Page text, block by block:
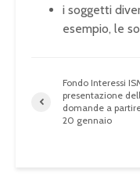
i soggetti
esempio, le
Fondo Interessi
presentazione
domande a
20 gennaio